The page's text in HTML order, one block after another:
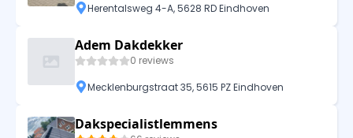
Herentalsweg 4-A, 5628 RD Eindhoven
Adem Dakdekker
0 reviews
Mecklenburgstraat 35, 5615 PZ Eindhoven
Dakspecialistlemmens